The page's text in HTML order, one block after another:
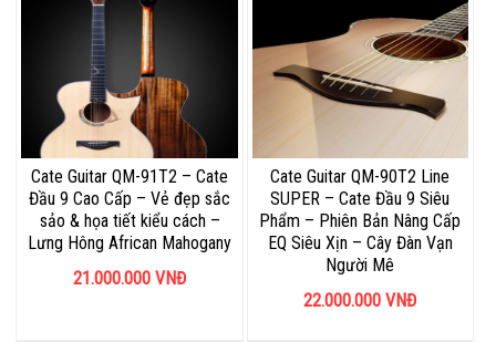
Cate Guitar QM-91T2 – Cate
Đầu 9 Cao Cấp – Vẻ đẹp sắc
sảo & họa tiết kiểu cách –
Lưng Hông African Mahogany
21.000.000 VNĐ
Cate Guitar QM-90T2 Line
SUPER – Cate Đầu 9 Siêu
Phẩm – Phiên Bản Nâng Cấp
EQ Siêu Xịn – Cây Đàn Vạn
Người Mê
22.000.000 VNĐ